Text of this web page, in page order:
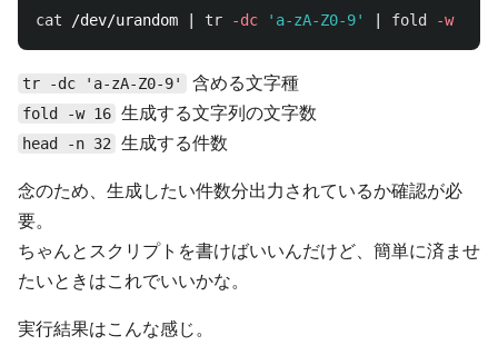
cat /dev/urandom | tr -dc 'a-zA-Z0-9' fold -w 16
tr -dc 'a-zA-Z0-9' 含める文字種
fold -w 16 生成する文字列の文字数
head -n 32 生成する件数
念のため、生成したい件数分出力されているか確認が必
要。
ちゃんとスクリプトを書けばいいんだけど、簡単に済ませ
たいときはこれでいいかな。
実行結果はこんな感じ。